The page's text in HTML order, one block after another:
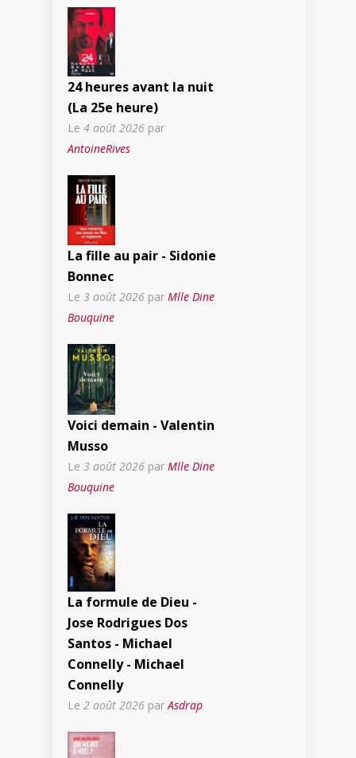
24 heures avant la nuit
(La 25e heure)
Le 4 août 2026 par
AntoineRives
La fille au pair - Sidonie
Bonnec
Le 3 août 2026 par Mlle Dine
Bouquine
Voici demain - Valentin
Musso
Le 3 août 2026 par Mlle Dine
Bouquine
La formule de Dieu -
Jose Rodrigues Dos
Santos - Michael
Connelly - Michael
Connelly
Le 2 août 2026 parAsdrap